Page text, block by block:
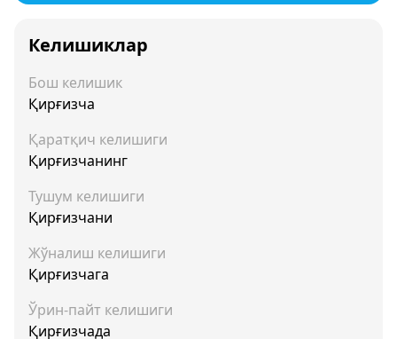
Келишиклар
Бош келишик
Қирғизча
Қаратқич келишиги
Қирғизчанинг
Тушум келишиги
Қирғизчани
Жўналиш келишиги
Қирғизчага
Ўрин-пайт келишиги
Қирғизчада